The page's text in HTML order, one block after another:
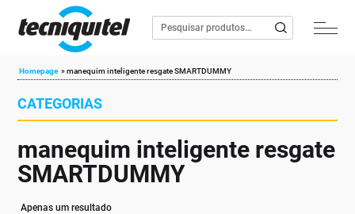
Homepage »manequim inteligente resgate SMARTDUMMY
CATEGORIAS
manequim inteligente resgate
SMARTDUMMY
Apenas um resultado